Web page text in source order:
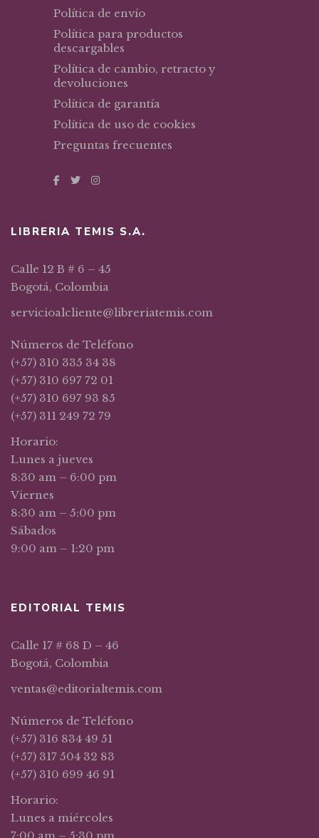
Política de envío
Política para productos
descargables
Política de cambio, retracto y
devoluciones
Política de garantía
Política de uso de cookies
Preguntas frecuentes
LIBRERIA TEMIS S.A.
Calle 12 B # 6 – 45
Bogotá, Colombia
servicioalcliente@libreriatemis.com
Números de Teléfono
(+57) 310 335 34 38
(+57) 310 697 72 01
(+57) 310 697 93 85
(+57) 311 249 72 79
Horario:
Lunes a jueves
8:30 am – 6:00 pm
Viernes
8:30 am – 5:00 pm
Sábados
9:00 am – 1:20 pm
EDITORIAL TEMIS
Calle 17 # 68 D – 46
Bogotá, Colombia
ventas@editorialtemis.com
Números de Teléfono
(+57) 316 834 49 51
(+57) 317 504 32 83
(+57) 310 699 46 91
Horario:
Lunes a miércoles